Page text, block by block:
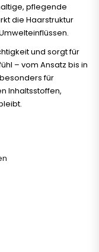
pflegende
die Haarstruktur
und sorgt für
– vom Ansatz bis in
für
Inhaltsstoffen,